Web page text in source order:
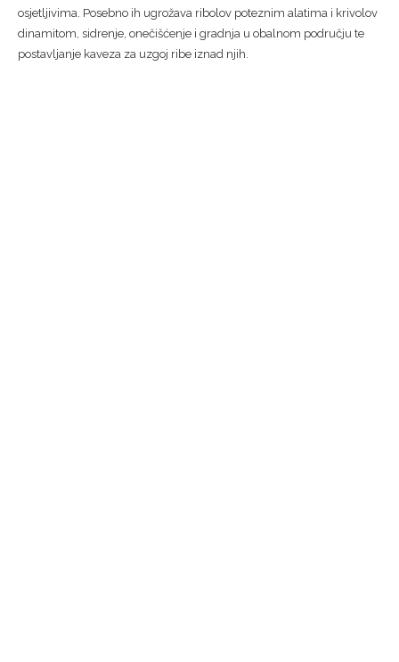
osjetljivima. Posebno ih ugrožava ribolov poteznim alatima i krivolov
dinamitom, sidrenje, onečišćenje i gradnja u obalnom području te
postavljanje kaveza za uzgoj ribe iznad njih.